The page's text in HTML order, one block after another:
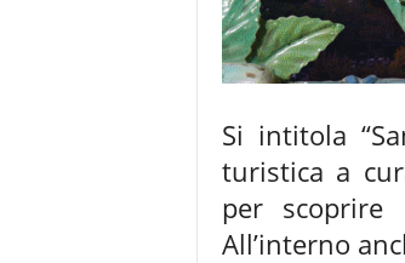
Si intitola
turistica a
per scoprire
All’interno